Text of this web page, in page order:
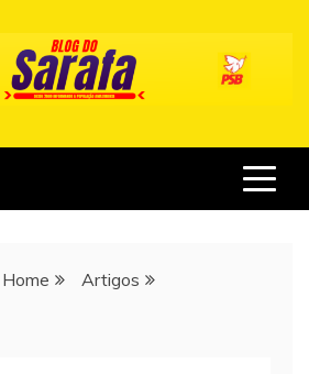
Home
Artigos